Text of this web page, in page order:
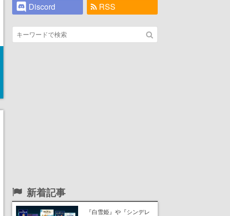
Discord
RSS
新着記事
『白雪姫』や『シンデレ